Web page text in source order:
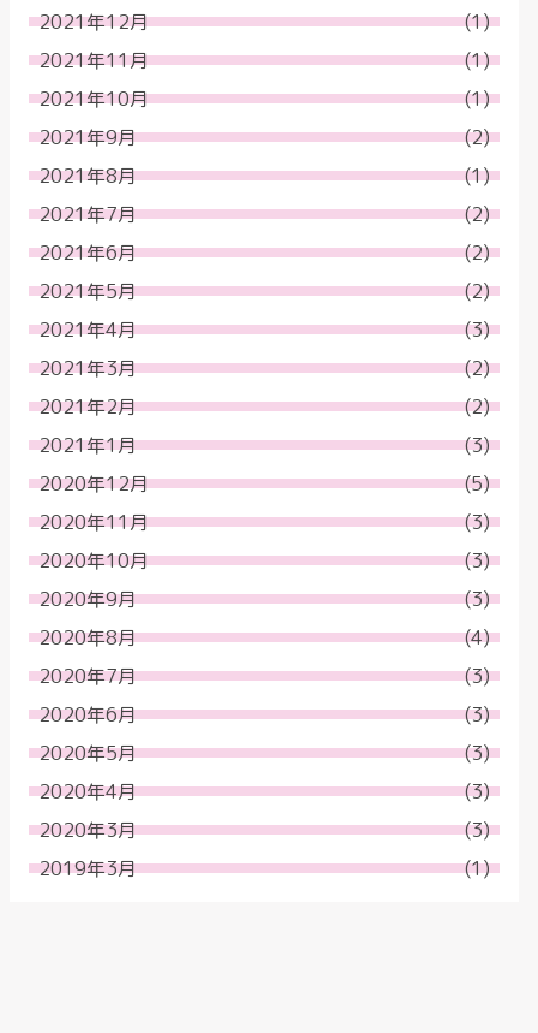
2021年12月
(1)
2021年11月
(1)
2021年10月
(1)
2021年9月
(2)
2021年8月
(1)
2021年7月
(2)
2021年6月
(2)
2021年5月
(2)
2021年4月
(3)
2021年3月
(2)
2021年2月
(2)
2021年1月
(3)
2020年12月
(5)
2020年11月
(3)
2020年10月
(3)
2020年9月
(3)
2020年8月
(4)
2020年7月
(3)
2020年6月
(3)
2020年5月
(3)
2020年4月
(3)
2020年3月
(3)
2019年3月
(1)